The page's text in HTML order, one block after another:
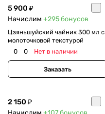
5 900 ₽
Начислим +295бонусов
Цзяньшуйский чайник 300 мл с
молоточковой текстурой
0
0 Нет в наличии
Заказать
2 150 ₽